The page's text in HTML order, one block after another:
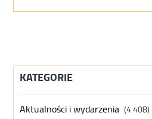
KATEGORIE
Aktualności i wydarzenia (4 408)